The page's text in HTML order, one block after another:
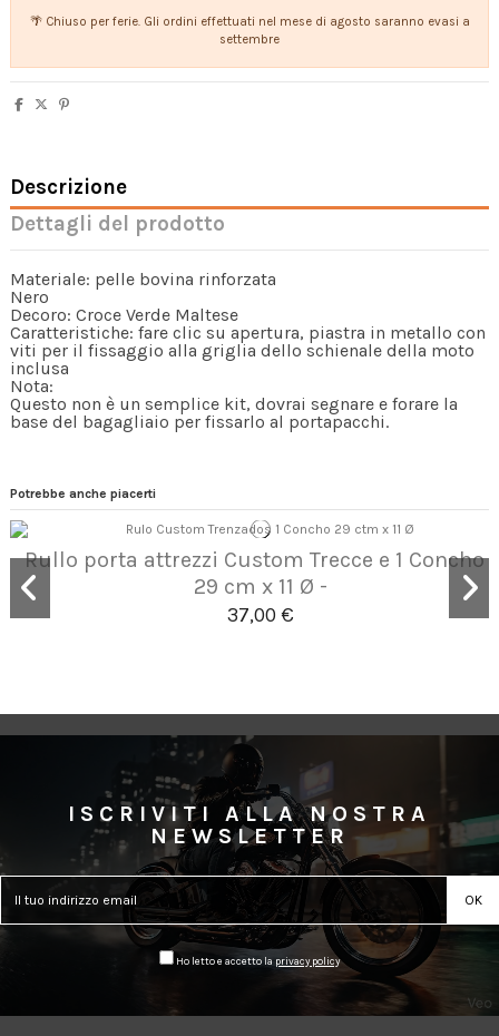
🌴 Chiuso per ferie. Gli ordini effettuati nel mese di agosto saranno evasi a
settembre
Descrizione
Dettagli del prodotto
Materiale: pelle bovina rinforzata
Nero
Decoro: Croce Verde Maltese
Caratteristiche: fare clic su apertura, piastra in metallo con
viti per il fissaggio alla griglia dello schienale della moto
inclusa
Nota:
Questo non è un semplice kit, dovrai segnare e forare la
base del bagagliaio per fissarlo al portapacchi.
Potrebbe anche piacerti
Rullo porta attrezzi Custom Trecce e 1 Concho -
29 cm x 11 Ø -
37,00 €
ISCRIVITI ALLA NOSTRA
NEWSLETTER
Ho letto e accetto la privacy policy